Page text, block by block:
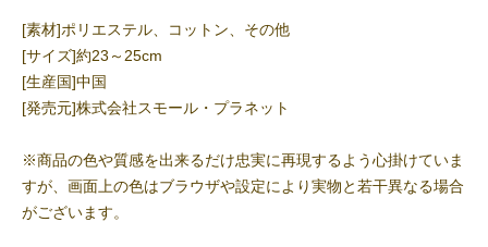
[素材]ポリエステル、コットン、その他
[サイズ]約23～25cm
[生産国]中国
[発売元]株式会社スモール・プラネット
※商品の色や質感を出来るだけ忠実に再現するよう心掛けていま
すが、画面上の色はブラウザや設定により実物と若干異なる場合
がございます。